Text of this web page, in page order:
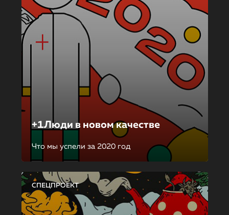
+1Люди в новом качестве
Что мы успели за 2020 год
СПЕЦПРОЕКТ